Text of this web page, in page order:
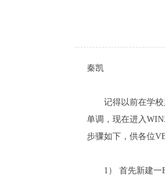
秦凯
记得以前在学校里
单调，现在进入
步骤如下，供各位
1） 首先新建一